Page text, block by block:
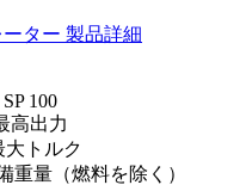
ター 製品詳細
100
高出力
大トルク
重量（燃料を除く）